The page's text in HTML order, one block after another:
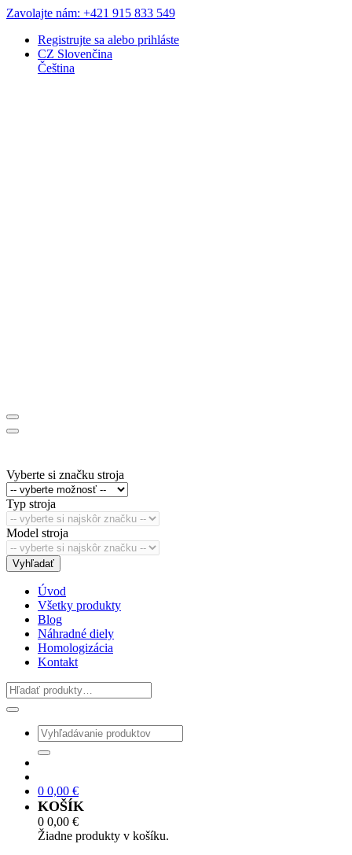
Zavolajte nám: +421 915 833 549
Registrujte sa alebo prihláste
CZ Slovenčina
Čeština
Vyberte si značku stroja
Typ stroja
Model stroja
Vyhľadať
Úvod
Všetky produkty
Blog
Náhradné diely
Homologizácia
Kontakt
0 0,00 €
KOŠÍK
0 0,00 €
Žiadne produkty v košíku.